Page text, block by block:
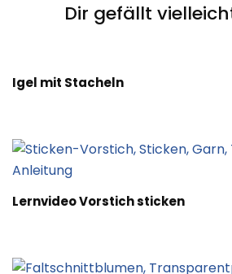
Dir gefällt
Igel mit Stacheln
Lernvideo Vorstich sticken